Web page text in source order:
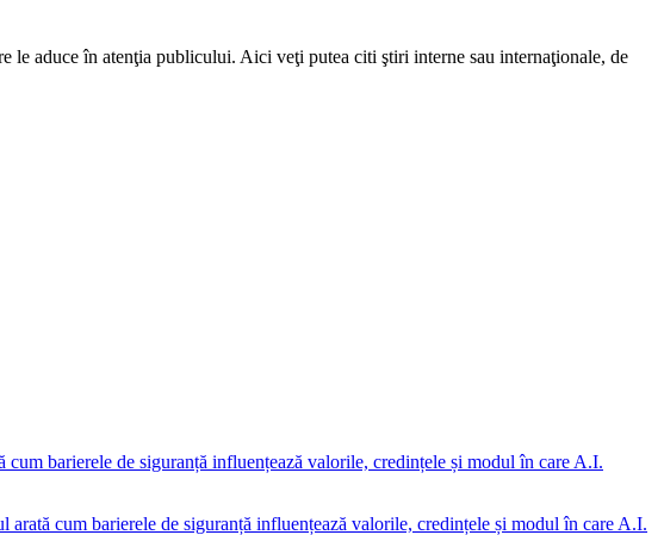
le aduce în atenţia publicului. Aici veţi putea citi ştiri interne sau internaţionale, de
cum barierele de siguranță influențează valorile, credințele și modul în care A.I.